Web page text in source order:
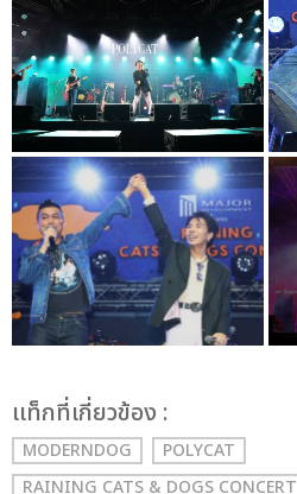
เเท็กที่เกี่ยวข้อง :
MODERNDOG
POLYCAT
RAINING CATS & DOGS CONCERT